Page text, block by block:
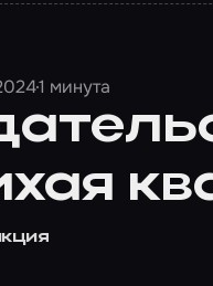
1 минута